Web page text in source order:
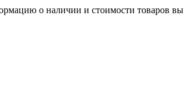
о наличии и стоимости товаров вы